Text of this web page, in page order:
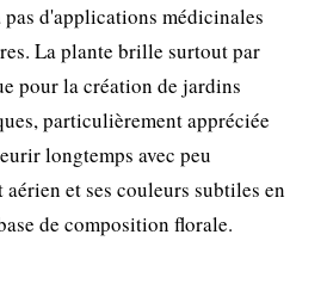
d'applications médicinales
La plante brille surtout par
pour la création de jardins
particulièrement appréciée
longtemps avec peu
et ses couleurs subtiles en
de composition florale.